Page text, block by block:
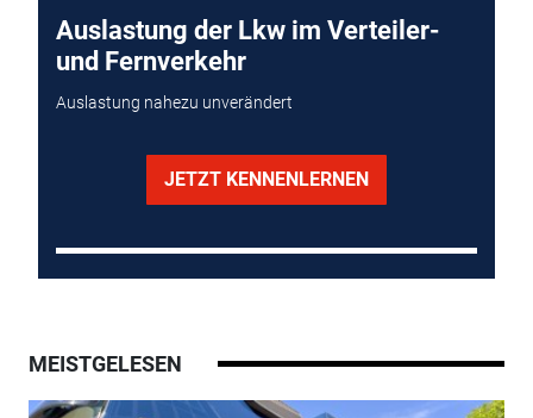
Auslastung der Lkw im Verteiler-
und Fernverkehr
Auslastung nahezu unverändert
JETZT KENNENLERNEN
MEISTGELESEN